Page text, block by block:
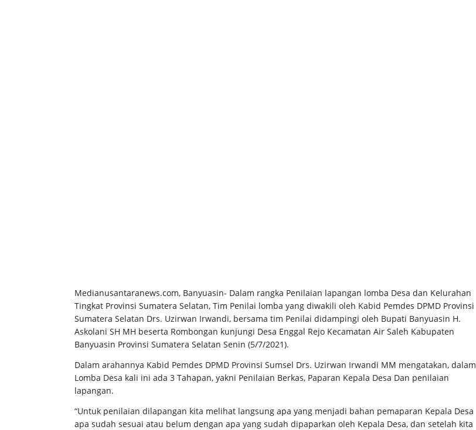
Medianusantaranews.com, Banyuasin- Dalam rangka Penilaian lapangan lomba Desa dan Kelurahan
Tingkat Provinsi Sumatera Selatan, Tim Penilai lomba yang diwakili oleh Kabid Pemdes DPMD Provinsi
Sumatera Selatan Drs. Uzirwan Irwandi, bersama tim Penilai didampingi oleh Bupati Banyuasin H.
Askolani SH MH beserta Rombongan kunjungi Desa Enggal Rejo Kecamatan Air Saleh Kabupaten
Banyuasin Provinsi Sumatera Selatan Senin (5/7/2021).
Dalam arahannya Kabid Pemdes DPMD Provinsi Sumsel Drs. Uzirwan Irwandi MM mengatakan, dalam
Lomba Desa kali ini ada 3 Tahapan, yakni Penilaian Berkas, Paparan Kepala Desa Dan penilaian
lapangan.
“Untuk penilaian dilapangan kita melihat langsung apa yang menjadi bahan pemaparan Kepala Desa
apa sudah sesuai atau belum dengan apa yang sudah dipaparkan oleh Kepala Desa, dan setelah kita